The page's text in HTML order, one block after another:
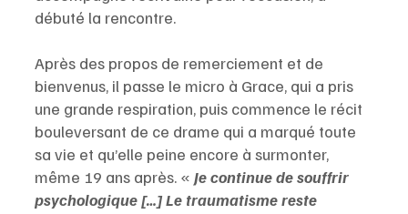
débuté la rencontre.
Après des propos de remerciement et de
bienvenus, il passe le micro à Grace, qui a pris
une grande respiration, puis commence le récit
bouleversant de ce drame qui a marqué toute
sa vie et qu’elle peine encore à surmonter,
même 19 ans après. « Je continue de souffrir
psychologique […] Le traumatisme reste